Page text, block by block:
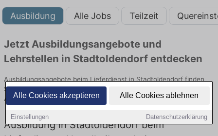
Alle Cookies akzeptieren Alle Cookies ablehnen
Einstellungen Datenschutzerklärung
Ausbildung Alle Jobs Teilzeit
Jetzt Ausbildungsangebote und
Lehrstellen in Stadtoldendorf entdecken
Ausbildungsangebote beim Lieferdienst in Stadtoldendorf finden
Sie von namhaften Firmen. Entdecken Sie freie Optionen von Top-
Arbeitgebern und bewerben Sie sich noch heute.
Ausbildung in Stadtoldendorf beim